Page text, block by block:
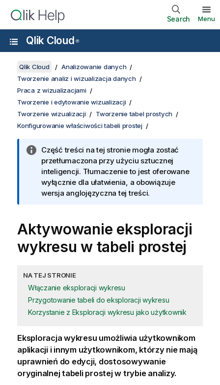
Search Menu
Qlik Cloud ®
Qlik Cloud
Analizowanie danych
Tworzenie analiz i wizualizacja danych
Praca z wizualizacjami
Tworzenie i edytowanie wizualizacji
Tworzenie wizualizacji
Tworzenie tabel prostych
Konfigurowanie właściwości tabeli prostej
Część treści na tej stronie mogła zostać
przetłumaczona przy użyciu sztucznej
inteligencji. Tłumaczenie to jest oferowane
wyłącznie dla ułatwienia, a obowiązuje
wersja anglojęzyczna tej treści.
Aktywowanie eksploracji
wykresu w tabeli prostej
NA TEJ STRONIE
Włączanie eksploracji wykresu
Przygotowanie tabeli do eksploracji wykresu
Korzystanie z Eksploracji wykresu jako użytkownik
Eksploracja wykresu umożliwia użytkownikom
aplikacji i innym użytkownikom, którzy nie mają
uprawnień do edycji, dostosowywanie
oryginalnej tabeli prostej w trybie analizy.